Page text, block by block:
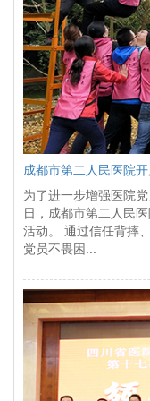
成都市第二人民医院
为了进一步增强医院
日，成都市第二人民
活动。 通过信任背摔
党员不畏困...